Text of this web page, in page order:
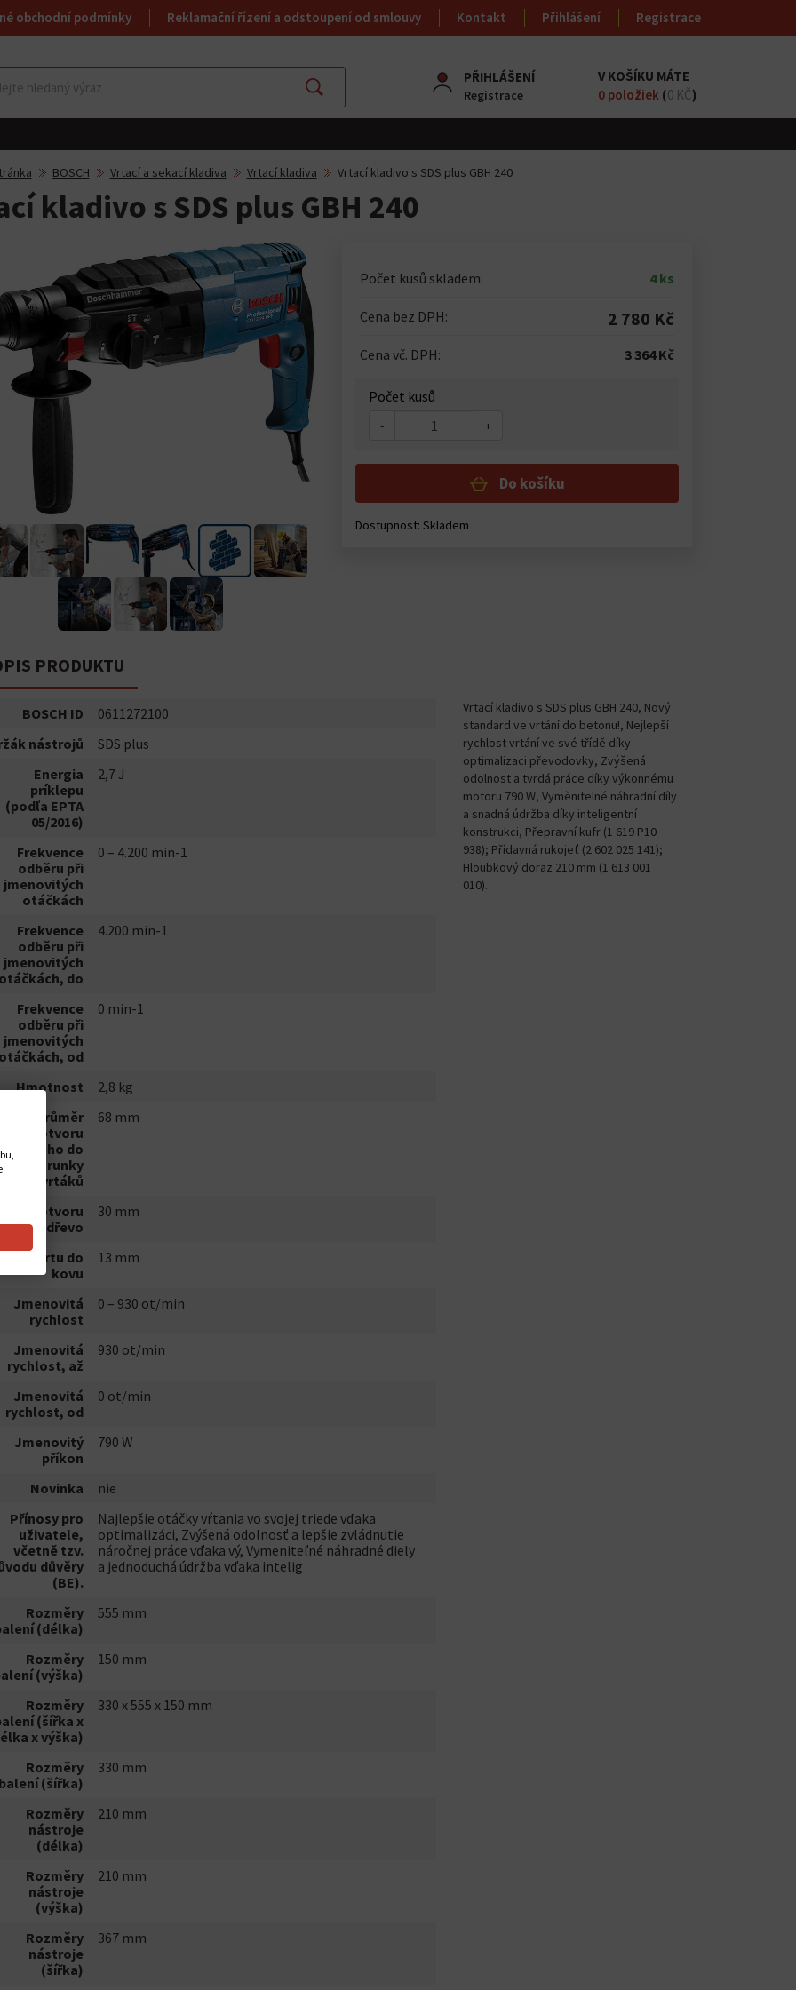
obchodní podmínky Reklamační řízení a odstoupení od smlouvy Kontakt Přihlášení Registrace
Najít
PŘIHLÁŠENÍ
Registrace
V KOŠÍKU MÁTE
0 položiek (0 KČ)
BOSCH Vrtací a sekací kladiva Vrtací kladiva Vrtací kladivo s SDS plus GBH 240
kladivo s SDS plus GBH 240
Počet kusů skladem: 4 ks
Cena bez DPH: 2 780 Kč
Cena vč. DPH: 3 364 Kč
Počet kusů
- +
Do košíku
Dostupnost: Skladem
PRODUKTU
Vrtací kladivo s SDS plus GBH 240, Nový
standard ve vrtání do betonu!, Nejlepší
rychlost vrtání ve své třídě díky
optimalizaci převodovky, Zvýšená
odolnost a tvrdá práce díky výkonnému
motoru 790 W, Vyměnitelné náhradní díly
a snadná údržba díky inteligentní
konstrukci, Přepravní kufr (1 619 P10
938); Přídavná rukojeť (2 602 025 141);
Hloubkový doraz 210 mm (1 613 001
010).
BOSCH ID
0611272100
nástrojů
SDS plus
Energia
príklepu
(podľa EPTA
05/2016)
2,7 J
Frekvence
odběru při
jmenovitých
otáčkách
0 – 4.200 min-1
Frekvence
odběru při
jmenovitých
otáčkách, do
4.200 min-1
Frekvence
odběru při
jmenovitých
otáčkách, od
0 min-1
Hmotnost
2,8 kg
Max. průměr
otvoru
vrtaného do
korunky
vrtáků
68 mm
Max. Ø otvoru
pro dřevo
30 mm
Max. Ø vrtu do
kovu
13 mm
Jmenovitá
rychlost
0 – 930 ot/min
Jmenovitá
rychlost, až
930 ot/min
Jmenovitá
rychlost, od
0 ot/min
Jmenovitý
příkon
790 W
Novinka
nie
Přínosy pro
uživatele,
včetně tzv.
důvěry
(BE).
Najlepšie otáčky vŕtania vo svojej triede vďaka
optimalizáci, Zvýšená odolnosť a lepšie zvládnutie
náročnej práce vďaka vý, Vymeniteľné náhradné diely
a jednoduchá údržba vďaka intelig
Rozměry
(délka)
555 mm
Rozměry
(výška)
150 mm
Rozměry
(šířka x
x výška)
330 x 555 x 150 mm
Rozměry
balení (šířka)
330 mm
Rozměry
nástroje
(délka)
210 mm
Rozměry
nástroje
(výška)
210 mm
Rozměry
nástroje
(šířka)
367 mm